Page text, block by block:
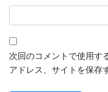
次回のコメントで使用す
アドレス、サイトを保存